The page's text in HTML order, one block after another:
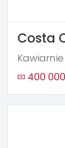
Costa
Kawiarnie
400